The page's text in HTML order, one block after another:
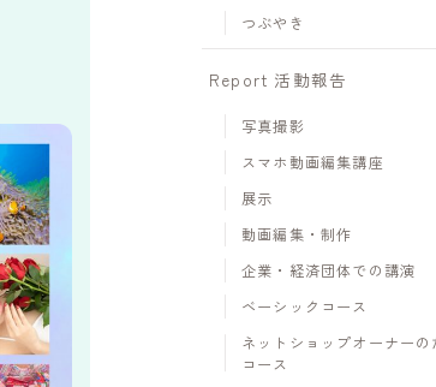
つぶやき
Report 活動報告
写真撮影
スマホ動画編集講座
展示
動画編集・制作
企業・経済団体での講演
ベーシックコース
ネットショップオーナー
コース